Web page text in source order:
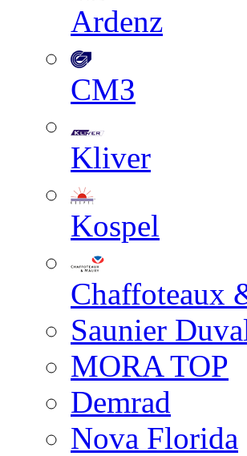
Ardenz
СМЗ
Kliver
Kospel
Chaffoteaux
Saunier
MORA TOP
Demrad
Nova Florida